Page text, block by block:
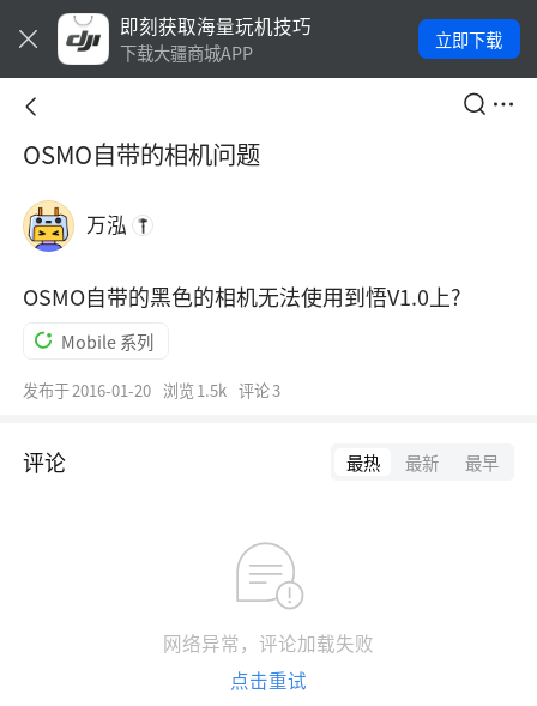
即刻获取海量玩机技巧
下载大疆商城APP
立即下载
OSMO自带的相机问题
万泓
OSMO自带的黑色的相机无法使用到悟V1.0上?
Mobile 系列
发布于2016-01-20 浏览 1.5k 评论3
评论 最热 最新 最早
网络异常，评论加载失败
点击重试